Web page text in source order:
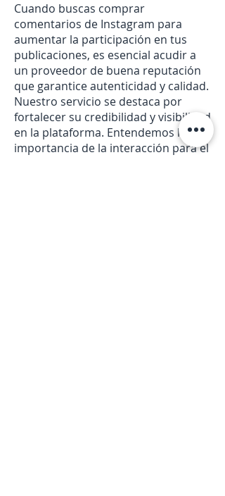
Cuando buscas comprar
comentarios de Instagram para
aumentar la participación en tus
publicaciones, es esencial acudir a
un proveedor de buena reputación
que garantice autenticidad y calidad.
Nuestro servicio se destaca por
fortalecer su credibilidad y visibilidad
en la plataforma. Entendemos la
importancia de la interacción para el